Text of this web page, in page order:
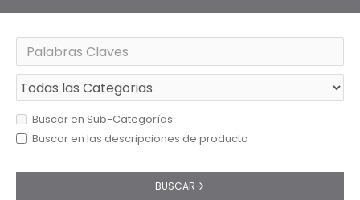
Buscar en Sub-Categorías
Buscar en las descripciones de producto
BUSCAR